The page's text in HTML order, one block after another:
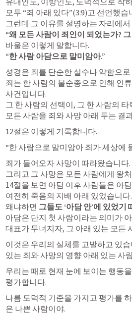
모두 “죄 아래 있다”(3:9)고 선언했습
“왜 모든 사람이 죄인이 되었는가?
“한 사람 아담으로 말미암아.”
성경은 죄를 단순한 실수나 약함으
죄는 한 사람의 불순종으로 인해 인
사건입니다.
그 한 사람의 선택이, 그 한 사람의 타
모든 사람을 죄와 사망 아래 두는 결
12절은 이렇게 기록합니다.
“한 사람으로 말미암아 죄가 세상에
죄가 들어오자 사망이 따라왔습니다.
그리고 그 사망은 모든 사람에게 왕
14절을 보면 아담 이후 사람들은 아
여전히 죽음의 지배 아래 있었습니다.
왜냐하면 그들도 ‘아담 안’에 있었기
아담은 단지 첫 사람이라는 의미가
대표가 무너지자, 그 아래 있는 모든
이것은 우리의 실체를 고발하고 있
있는 죄와 사망의 영향 아래 있는 사
우리는 때로 현재 눈에 보이는 행동
평가합니다.
나름 도덕적 기준을 가지고 평가를
은 나쁜 사람이야.